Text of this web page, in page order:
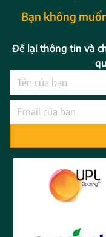
Bạn không
Để lại thông tin và